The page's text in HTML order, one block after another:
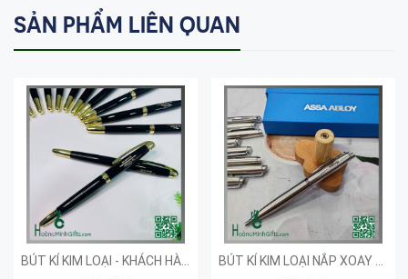
SẢN PHẨM LIÊN QUAN